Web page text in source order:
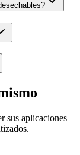
sus aplicaciones